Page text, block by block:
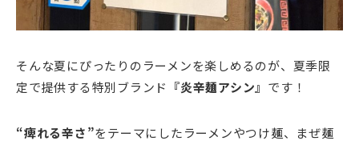
そんな夏にぴったりのラーメンを楽しめるのが、夏季限
定で提供する特別ブランド 『炎辛麺アシン』 です！
“痺れる辛さ”をテーマにしたラーメンやつけ麺、まぜ麺